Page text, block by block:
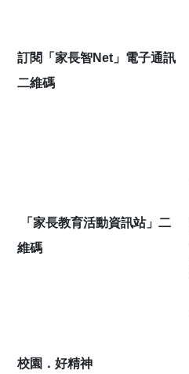
訂閱「家長智Net」電子通訊
二維碼
「家長教育活動資訊站」 二
維碼
校園．好精神